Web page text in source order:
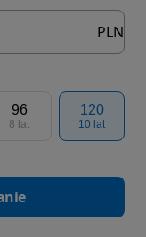
PLN
96
8 lat
120
10 lat